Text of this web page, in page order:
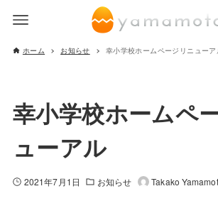
ホーム お知らせ 幸小学校ホームページリニューア
幸小学校ホームペ
ューアル
2021年7月1日 お知らせ Takako